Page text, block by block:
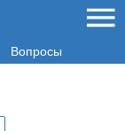
Вопросы